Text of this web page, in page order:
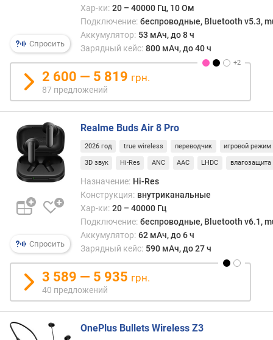
м
В
т
)
д
а
м
т
р
и
н
м
и
а
)
Спросить
Хар-ки: 20 – 40000 Гц, 10 Ом
Подключение: беспроводные, Bluetooth v5.3,
Аккумулятор: 53 мАч, до 8 ч
Зарядный кейс: 800 мАч, до 40 ч
2 600 — 5 819 грн.
87 предложений
Спросить
Realme Buds Air 8 Pro
2026 год true wireless переводчик игровой режим
3D звук Hi-Res ANC AAC LHDC влагозащита
Назначение: Hi-Res
Конструкция: внутриканальные
Хар-ки: 20 – 40000 Гц
Подключение: беспроводные, Bluetooth v6.1,
Аккумулятор: 62 мАч, до 6 ч
Зарядный кейс: 590 мАч, до 27 ч
3 589 — 5 935 грн.
40 предложений
OnePlus Bullets Wireless Z3